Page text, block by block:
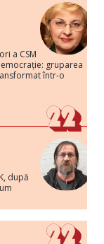
a CSM
gruparea
într-o
după